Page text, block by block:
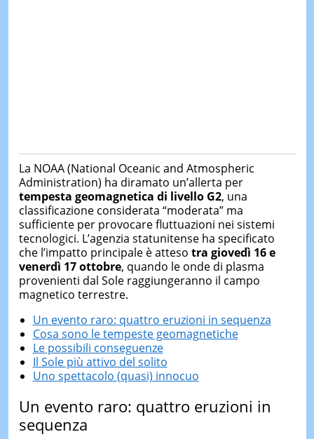
La NOAA (National Oceanic and Atmospheric
Administration) ha diramato un’allerta per
tempesta geomagnetica di livello G2, una
classificazione considerata “moderata” ma
sufficiente per provocare fluttuazioni nei sistemi
tecnologici. L’agenzia statunitense ha specificato
che l’impatto principale è atteso tra giovedì 16 e
venerdì 17 ottobre, quando le onde di plasma
provenienti dal Sole raggiungeranno il campo
magnetico terrestre.
Un evento raro: quattro eruzioni in sequenza
Cosa sono le tempeste geomagnetiche
Le possibili conseguenze
Il Sole più attivo del solito
Uno spettacolo (quasi) innocuo
Un evento raro: quattro eruzioni in
sequenza